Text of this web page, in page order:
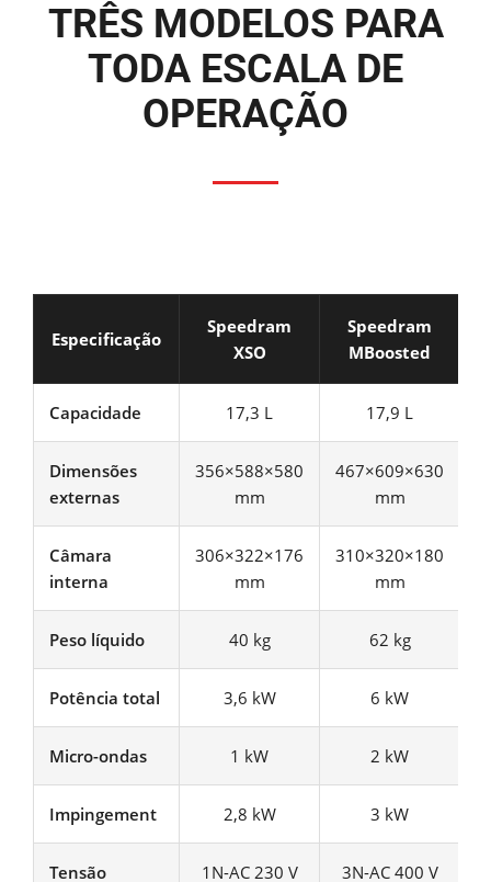
TRÊS MODELOS PARA
TODA ESCALA DE
OPERAÇÃO
Especificação
Speedram
XSO
Speedram
MBoosted
Capacidade 17,3 L 17,9 L
Dimensões
externas
356×588×580
mm
467×609×630
mm
Câmara
interna
306×322×176
mm
310×320×180
mm
Peso líquido 40 kg 62 kg
Potência total 3,6 kW 6 kW
Micro-ondas 1 kW 2 kW
Impingement 2,8 kW 3 kW
Tensão 1N-AC 230 V 3N-AC 400 V